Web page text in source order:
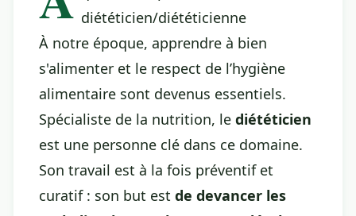
diététicien/diététicienne
À notre époque, apprendre à bien
s'alimenter et le respect de l’hygiène
alimentaire sont devenus essentiels.
Spécialiste de la nutrition, le diététicien
est une personne clé dans ce domaine.
Son travail est à la fois préventif et
curatif : son but est de devancer les